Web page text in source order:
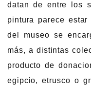
datan de entre los
pintura parece
del museo se
más, a distintas
producto de
egipcio, etrusco o